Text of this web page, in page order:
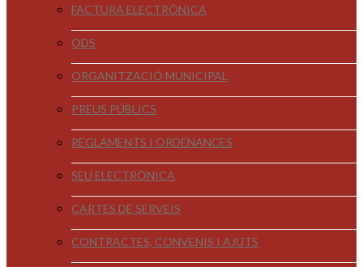
FACTURA ELECTRÒNICA
ODS
ORGANITZACIÓ MUNICIPAL
PREUS PÚBLICS
REGLAMENTS I ORDENANCES
SEU ELECTRÒNICA
CARTES DE SERVEIS
CONTRACTES, CONVENIS I AJUTS